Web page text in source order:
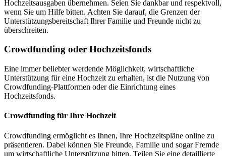
Hochzeitsausgaben übernehmen. Seien Sie dankbar und respektvoll,
wenn Sie um Hilfe bitten. Achten Sie darauf, die Grenzen der
Unterstützungsbereitschaft Ihrer Familie und Freunde nicht zu
überschreiten.
Crowdfunding oder Hochzeitsfonds
Eine immer beliebter werdende Möglichkeit, wirtschaftliche
Unterstützung für eine Hochzeit zu erhalten, ist die Nutzung von
Crowdfunding-Plattformen oder die Einrichtung eines
Hochzeitsfonds.
Crowdfunding für Ihre Hochzeit
Crowdfunding ermöglicht es Ihnen, Ihre Hochzeitspläne online zu
präsentieren. Dabei können Sie Freunde, Familie und sogar Fremde
um wirtschaftliche Unterstützung bitten. Teilen Sie eine detaillierte